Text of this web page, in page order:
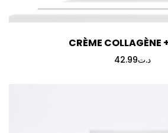
CRÈME COLLAGÈNE
د.ت42.99